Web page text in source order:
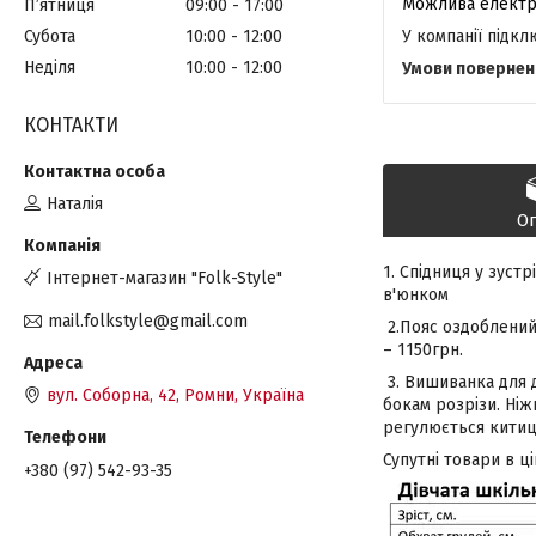
У компанії
1. Спідниця у
в'юнком
2.Пояс
– 1150грн.
3. Вишиванка для
бокам розрізи.
регулюється
Супутні товари в
Пʼятниця 09:00
17:00
Субота
10:00
12:00
Неділя
10:00 12:00
КОНТАКТИ
Наталія
Інтернет-магазин "Folk-Style"
mail.folkstyle@gmail.com
вул. Соборна, 42, Ромни, Україна
+380 (97) 542-93-35